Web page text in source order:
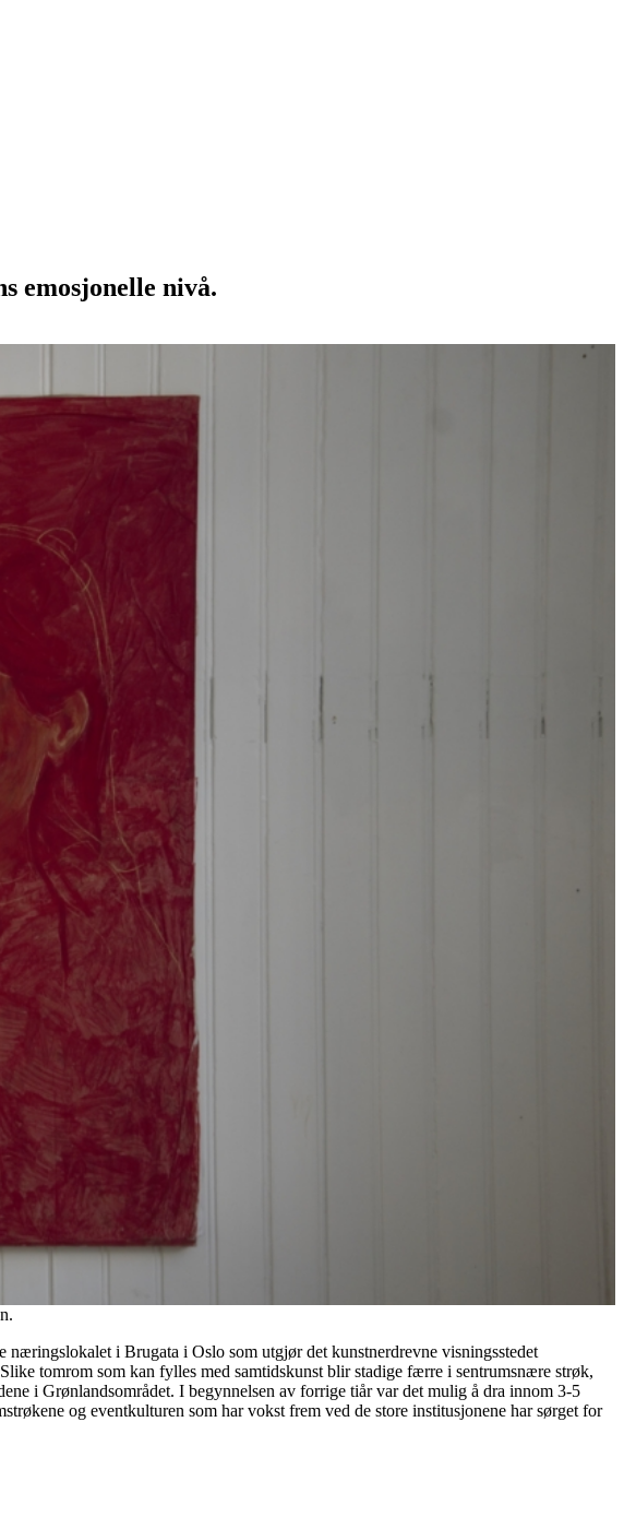
emosjonelle nivå.
næringslokalet i Brugata i Oslo som utgjør det kunstnerdrevne visningsstedet
tomrom som kan fylles med samtidskunst blir stadige færre i sentrumsnære strøk,
i Grønlandsområdet. I begynnelsen av forrige tiår var det mulig å dra innom 3-5
og eventkulturen som har vokst frem ved de store institusjonene har sørget for